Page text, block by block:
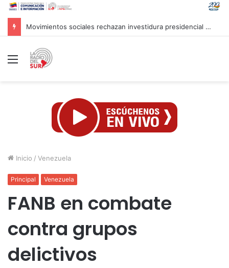
Irán tilda de fantasía palabras de Trump sobre sus recursos
Menú
Inicio / Venezuela
Principal Venezuela
FANB en combate
contra grupos
delictivos